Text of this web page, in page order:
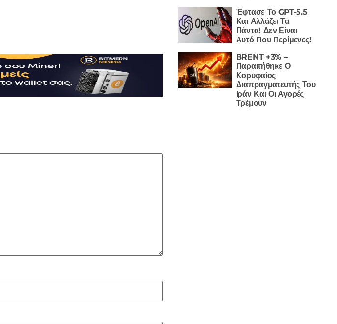
Έφτασε Το GPT-5.5
Και Αλλάζει Τα
Πάντα! Δεν Είναι
Αυτό Που Περίμενες!
BRENT +3% –
Παραιτήθηκε Ο
Κορυφαίος
Διαπραγματευτής Του
Ιράν Και Οι Αγορές
Τρέμουν